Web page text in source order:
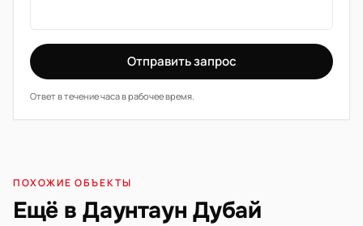
Отправить запрос
Ответ в течение часа в рабочее время.
ПОХОЖИЕ ОБЪЕКТЫ
Ещё в Даунтаун Дубай